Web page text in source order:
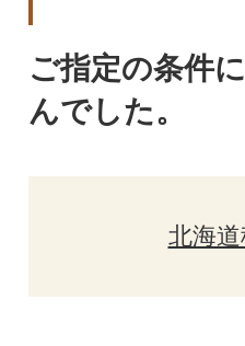
ご指定の条件
んでした。
北海